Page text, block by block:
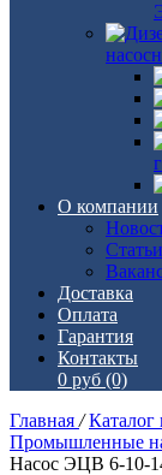
О компании
Статьи
Доставка
Оплата
Гарантия
Контакты
0 руб (0)
Главная /
Промышленные
Насос ЭЦВ 6-10-